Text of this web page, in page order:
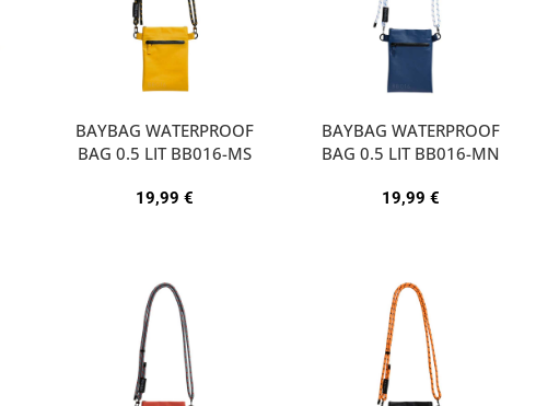
BAYBAG WATERPROOF
BAG 0.5 LIT BB016-MS
19,99 €
BAYBAG WATERPROOF
BAG 0.5 LIT BB016-MN
19,99 €